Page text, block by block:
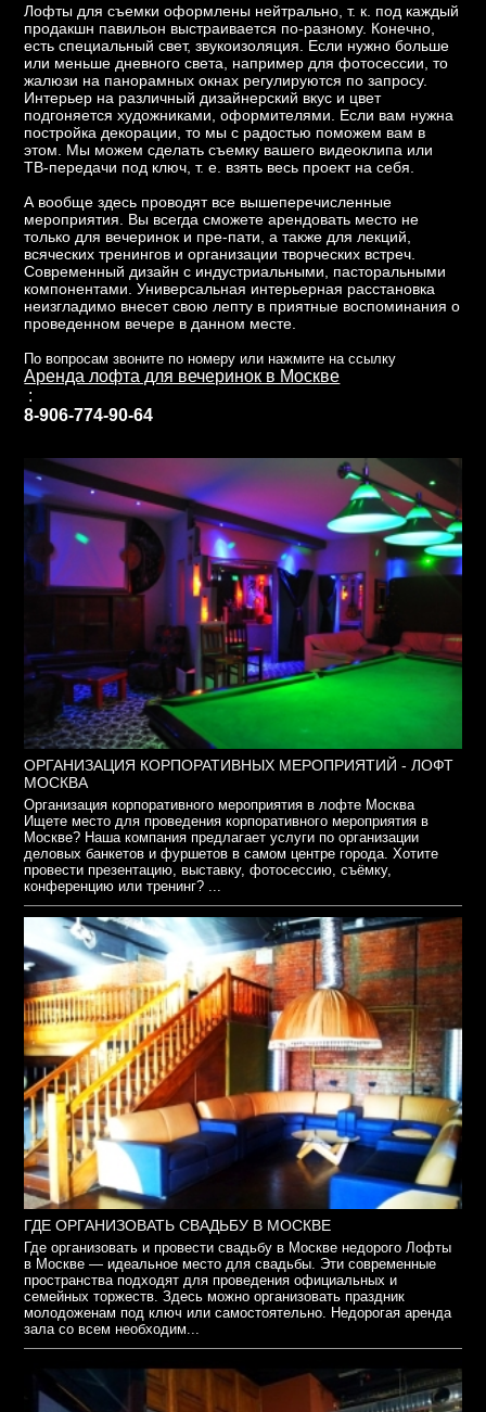
Лофты для съемки оформлены нейтрально, т. к. под каждый
продакшн павильон выстраивается по-разному. Конечно,
есть специальный свет, звукоизоляция. Если нужно больше
или меньше дневного света, например для фотосессии, то
жалюзи на панорамных окнах регулируются по запросу.
Интерьер на различный дизайнерский вкус и цвет
подгоняется художниками, оформителями. Если вам нужна
постройка декорации, то мы с радостью поможем вам в
этом. Мы можем сделать съемку вашего видеоклипа или
ТВ-передачи под ключ, т. е. взять весь проект на себя.
А вообще здесь проводят все вышеперечисленные
мероприятия. Вы всегда сможете арендовать место не
только для вечеринок и пре-пати, а также для лекций,
всяческих тренингов и организации творческих встреч.
Современный дизайн с индустриальными, пасторальными
компонентами. Универсальная интерьерная расстановка
неизгладимо внесет свою лепту в приятные воспоминания о
проведенном вечере в данном месте.
По вопросам звоните по номеру или нажмите на ссылку
Аренда лофта для вечеринок в Москве
:
8-906-774-90-64
ОРГАНИЗАЦИЯ КОРПОРАТИВНЫХ МЕРОПРИЯТИЙ - ЛОФТ
МОСКВА
Организация корпоративного мероприятия в лофте Москва
Ищете место для проведения корпоративного мероприятия в
Москве? Наша компания предлагает услуги по организации
деловых банкетов и фуршетов в самом центре города. Хотите
провести презентацию, выставку, фотосессию, съёмку,
конференцию или тренинг? ...
ГДЕ ОРГАНИЗОВАТЬ СВАДЬБУ В МОСКВЕ
Где организовать и провести свадьбу в Москве недорого Лофты
в Москве — идеальное место для свадьбы. Эти современные
пространства подходят для проведения официальных и
семейных торжеств. Здесь можно организовать праздник
молодоженам под ключ или самостоятельно. Недорогая аренда
зала со всем необходим...